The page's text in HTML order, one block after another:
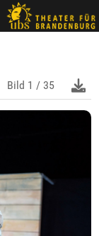
Bild 1 / 35